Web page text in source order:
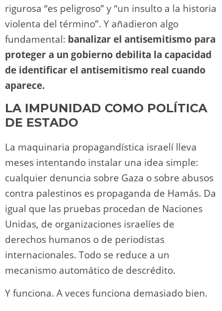
rigurosa “es peligroso” y “un insulto a la historia
violenta del término”. Y añadieron algo
fundamental: banalizar el antisemitismo para
proteger a un gobierno debilita la capacidad
de identificar el antisemitismo real cuando
aparece.
LA IMPUNIDAD COMO POLÍTICA
DE ESTADO
La maquinaria propagandística israelí lleva
meses intentando instalar una idea simple:
cualquier denuncia sobre Gaza o sobre abusos
contra palestinos es propaganda de Hamás. Da
igual que las pruebas procedan de Naciones
Unidas, de organizaciones israelíes de
derechos humanos o de periodistas
internacionales. Todo se reduce a un
mecanismo automático de descrédito.
Y funciona. A veces funciona demasiado bien.